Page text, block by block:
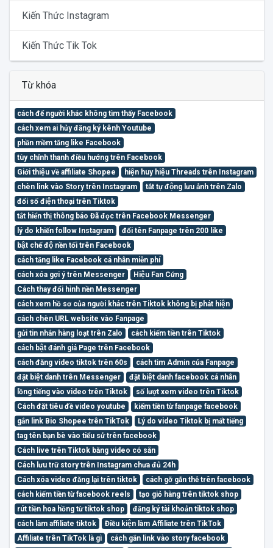
Kiến Thức Instagram
Kiến Thức Tik Tok
Từ khóa
cách để người khác không tìm thấy Facebook
cách xem ai hủy đăng ký kênh Youtube
phần mềm tăng like Facebook
tùy chỉnh thanh điều hướng trên Facebook
Giới thiệu về affiliate Shopee
hiện huy hiệu Threads trên Instagram
chèn link vào Story trên Instagram
tắt tự động lưu ảnh trên Zalo
đổi số điện thoại trên Tiktok
tắt hiển thị thông báo Đã đọc trên Facebook Messenger
lý do khiến follow Instagram
đổi tên Fanpage trên 200 like
bật chế độ nền tối trên Facebook
cách tăng like Facebook cá nhân miễn phí
cách xóa gợi ý trên Messenger
Hiệu Fan Cứng
Cách thay đổi hình nền Messenger
cách xem hồ sơ của người khác trên Tiktok không bị phát hiện
cách chèn URL website vào Fanpage
gửi tin nhắn hàng loạt trên Zalo
cách kiếm tiền trên Tiktok
cách bật đánh giá Page trên Facebook
cách đăng video tiktok trên 60s
cách tìm Admin của Fanpage
đặt biệt danh trên Messenger
đặt biệt danh facebook cá nhân
lồng tiếng vào video trên Tiktok
số lượt xem video trên Tiktok
Cách đặt tiêu đề video youtube
kiếm tiền từ fanpage facebook
gắn link Bio Shopee trên TikTok
Lý do video Tiktok bị mất tiếng
tag tên bạn bè vào tiểu sử trên facebook
Cách live trên Tiktok bằng video có sẵn
Cách lưu trữ story trên Instagram chưa đủ 24h
Cách xóa video đăng lại trên tiktok
cách gỡ gắn thẻ trên facebook
cách kiếm tiền từ facebook reels
tạo giỏ hàng trên tiktok shop
rút tiền hoa hồng từ tiktok shop
đăng ký tài khoản tiktok shop
cách làm affiliate tiktok
Điều kiện làm Affiliate trên TikTok
Affiliate trên TikTok là gì
cách gắn link vào story facebook